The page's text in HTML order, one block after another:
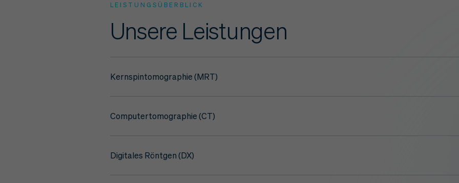
LEISTUNGSÜBERBLICK
Unsere Leistungen
Kernspintomographie (MRT)
Computertomographie (CT)
Digitales Röntgen (DX)